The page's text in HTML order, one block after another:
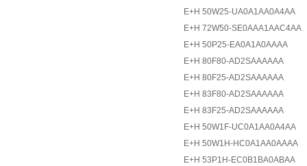
E+H 50W25-UA0A1AA0A4AA
E+H 72W50-SE0AAA1AAC4AA
E+H 50P25-EA0A1A0AAAA
E+H 80F80-AD2SAAAAAA
E+H 80F25-AD2SAAAAAA
E+H 83F80-AD2SAAAAAA
E+H 83F25-AD2SAAAAAA
E+H 50W1F-UC0A1AA0A4AA
E+H 50W1H-HC0A1AA0AAAA
E+H 53P1H-EC0B1BA0ABAA